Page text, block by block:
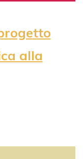
alla